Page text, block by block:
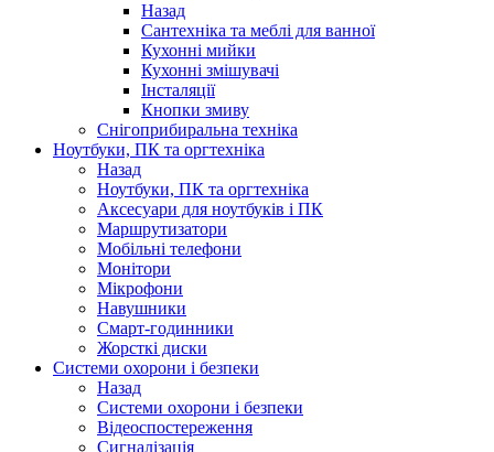
Назад
Сантехніка та меблі для ванної
Кухонні мийки
Кухонні змішувачі
Інсталяції
Кнопки змиву
Снігоприбиральна техніка
Ноутбуки, ПК та оргтехніка
Назад
Ноутбуки, ПК та оргтехніка
Аксесуари для ноутбуків і ПК
Маршрутизатори
Мобільні телефони
Монітори
Мікрофони
Навушники
Смарт-годинники
Жорсткі диски
Системи охорони і безпеки
Назад
Системи охорони і безпеки
Відеоспостереження
Сигналізація